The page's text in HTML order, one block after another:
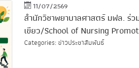
11/07/2569
สำนักวิชาพยาบาลศาสตร์ มฟล. ร่
เขียว/School of Nursing
Categories: ข่าวประชาสัมพันธ์